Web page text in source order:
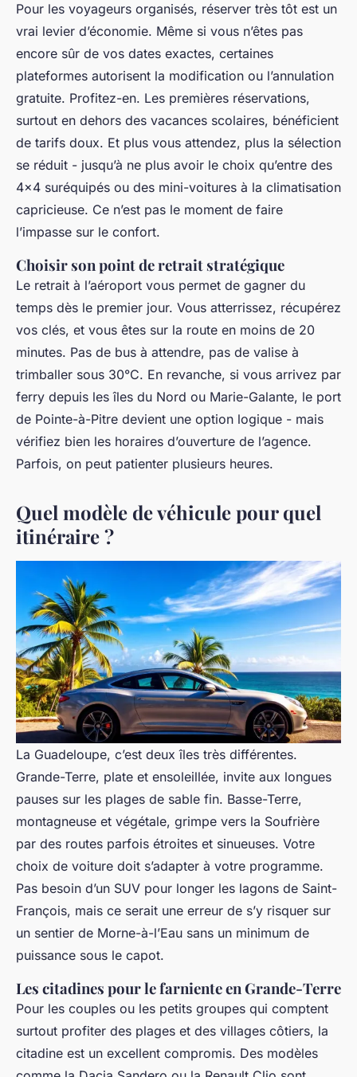
Pour les voyageurs organisés, réserver très tôt est un
vrai levier d’économie. Même si vous n’êtes pas
encore sûr de vos dates exactes, certaines
plateformes autorisent la modification ou l’annulation
gratuite. Profitez-en. Les premières réservations,
surtout en dehors des vacances scolaires, bénéficient
de tarifs doux. Et plus vous attendez, plus la sélection
se réduit - jusqu’à ne plus avoir le choix qu’entre des
4x4 suréquipés ou des mini-voitures à la climatisation
capricieuse. Ce n’est pas le moment de faire
l’impasse sur le confort.
Choisir son point de retrait stratégique
Le retrait à l’aéroport vous permet de gagner du
temps dès le premier jour. Vous atterrissez, récupérez
vos clés, et vous êtes sur la route en moins de 20
minutes. Pas de bus à attendre, pas de valise à
trimballer sous 30°C. En revanche, si vous arrivez par
ferry depuis les îles du Nord ou Marie-Galante, le port
de Pointe-à-Pitre devient une option logique - mais
vérifiez bien les horaires d’ouverture de l’agence.
Parfois, on peut patienter plusieurs heures.
Quel modèle de véhicule pour quel
itinéraire ?
La Guadeloupe, c’est deux îles très différentes.
Grande-Terre, plate et ensoleillée, invite aux longues
pauses sur les plages de sable fin. Basse-Terre,
montagneuse et végétale, grimpe vers la Soufrière
par des routes parfois étroites et sinueuses. Votre
choix de voiture doit s’adapter à votre programme.
Pas besoin d’un SUV pour longer les lagons de Saint-
François, mais ce serait une erreur de s’y risquer sur
un sentier de Morne-à-l’Eau sans un minimum de
puissance sous le capot.
Les citadines pour le farniente en Grande-Terre
Pour les couples ou les petits groupes qui comptent
surtout profiter des plages et des villages côtiers, la
citadine est un excellent compromis. Des modèles